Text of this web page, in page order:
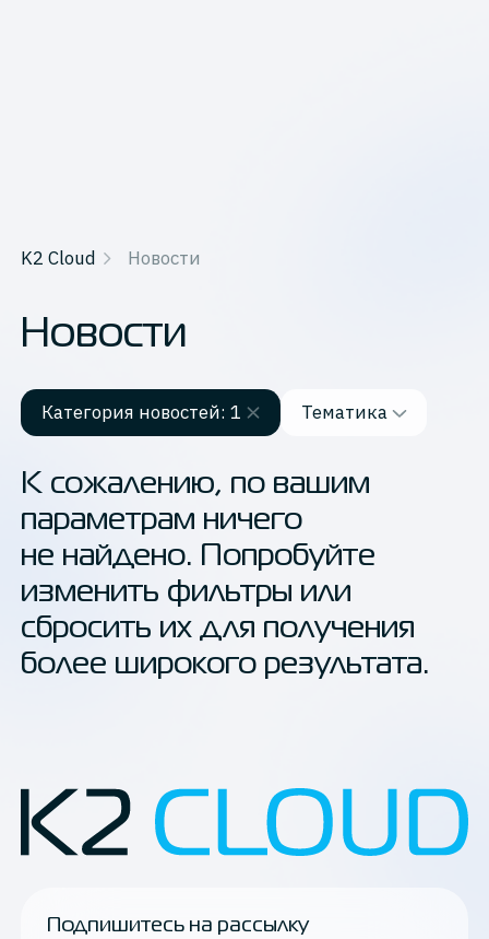
K2 Cloud Новости
Новости
Категория новостей: 1
Категория новостей Сбросить
Обновления К2 Облака
Мнения экспертов
О технологиях
Применить
Тематика
Тематика
К сожалению, по вашим
параметрам ничего
не найдено. Попробуйте
изменить фильтры или
сбросить их для получения
более широкого результата.
Подпишитесь на рассылку